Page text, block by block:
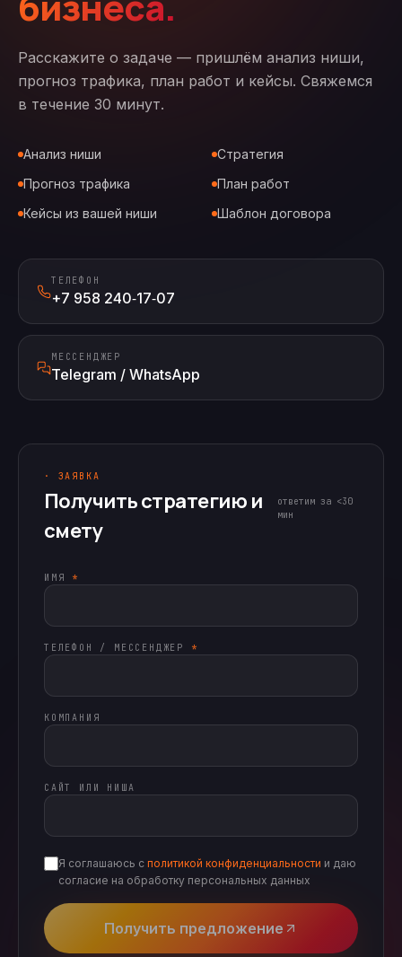
Расскажите о задаче — пришлём анализ ниши,
прогноз трафика, план работ и кейсы. Свяжемся
в течение 30 минут.
Анализ ниши
Стратегия
Прогноз трафика
План работ
Кейсы из вашей ниши
Шаблон договора
ТЕЛЕФОН
+7 958 240‑17‑07
МЕССЕНДЖЕР
Telegram / WhatsApp
· ЗАЯВКА
Получить стратегию и
смету
ответим за <30
мин
ИМЯ *
ТЕЛЕФОН / МЕССЕНДЖЕР *
КОМПАНИЯ
САЙТ ИЛИ НИША
Я соглашаюсь с политикой конфиденциальности и даю
согласие на обработку персональных данных
Получить предложение